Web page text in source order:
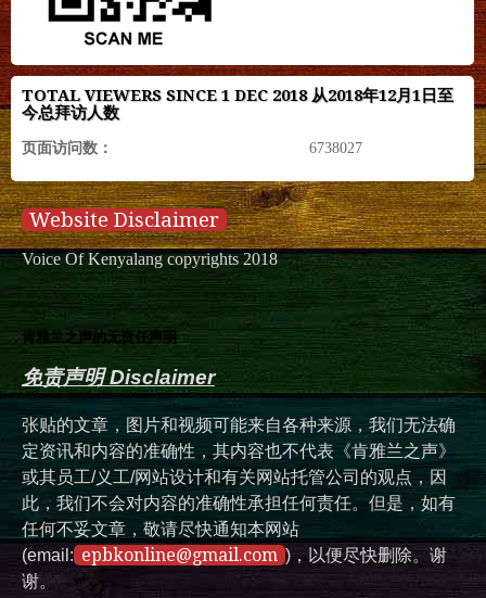
TOTAL VIEWERS SINCE 1 DEC 2018 从2018年12月1日至
今总拜访人数
页面访问数： 6738027
Website Disclaimer
Voice Of Kenyalang copyrights 2018
肯雅兰之声的无责任声明
免责声明 Disclaimer
张贴的文章，图片和视频可能来自各种来源，我们无法确
定资讯和内容的准确性，其内容也不代表《肯雅兰之声》
或其员工/义工/网站设计和有关网站托管公司的观点，因
此，我们不会对内容的准确性承担任何责任。但是，如有
任何不妥文章，敬请尽快通知本网站
(email: epbkonline@gmail.com )，以便尽快删除。谢
谢。